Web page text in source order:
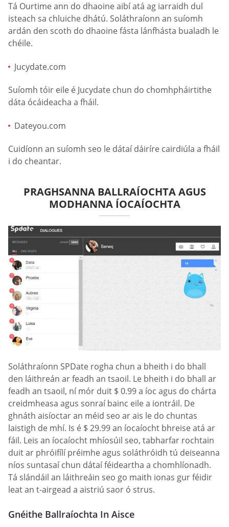
Tá Ourtime ann do dhaoine aibí atá ag iarraidh dul
isteach sa chluiche dhátú. Soláthraíonn an suíomh
ardán den scoth do dhaoine fásta lánfhásta bualadh le
chéile.
Jucydate.com
Suíomh tóir eile é Jucydate chun do chomhpháirtithe
dáta ócáideacha a fháil.
Dateyou.com
Cuidíonn an suíomh seo le dátaí dáiríre cairdiúla a fháil
i do cheantar.
PRAGHSANNA BALLRAÍOCHTA AGUS
MODHANNA ÍOCAÍOCHTA
Soláthraíonn SPDate rogha chun a bheith i do bhall
den láithreán ar feadh an tsaoil. Le bheith i do bhall ar
feadh an tsaoil, ní mór duit $ 0.99 a íoc agus do chárta
creidmheasa agus sonraí bainc eile a iontráil. De
ghnáth aisíoctar an méid seo ar ais le do chuntas
laistigh de mhí. Is é $ 29.99 an íocaíocht bhreise atá ar
fáil. Leis an íocaíocht mhíosúil seo, tabharfar rochtain
duit ar phróifílí préimhe agus soláthróidh tú deiseanna
níos suntasaí chun dátaí féideartha a chomhlíonadh.
Tá slándáil an láithreáin seo go maith ionas gur féidir
leat an t-airgead a aistriú saor ó strus.
Gnéithe Ballraíochta In Aisce